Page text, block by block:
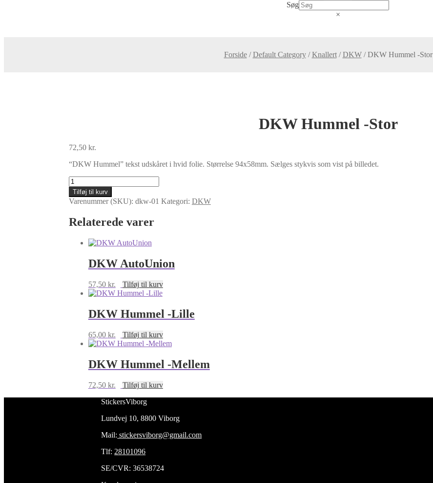
Søg
×
Forside/Default Category/Knallert/DKW/DKW Hummel -Stor
DKW Hummel -Stor
72,50 kr.
“DKW Hummel” tekst udskåret i hvid folie. Størrelse 94x58mm. Sælges stykvis som vist på billedet.
DKW
Hummel
-
Stor
antal
Tilføj til kurv
Varenummer (SKU): dkw-01 Kategori: DKW
Relaterede varer
DKW AutoUnion
57,50 kr. Tilføj til kurv
DKW Hummel -Lille
65,00 kr. Tilføj til kurv
DKW Hummel -Mellem
72,50 kr.
Tilføj til kurv
StickersViborg
Lundvej 10, 8800 Viborg
Mail: stickersviborg@gmail.com
Tlf: 28101096
SE/CVR: 36538724